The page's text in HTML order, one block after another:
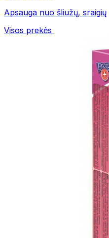
Apsauga nuo šliužų, sraigių
Visos prekės